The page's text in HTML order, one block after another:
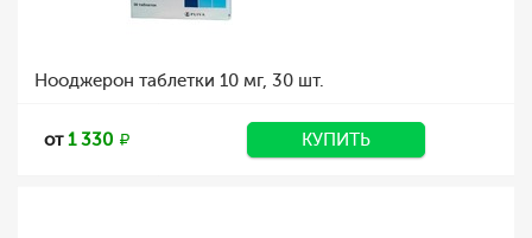
Нооджерон таблетки 10 мг, 30 шт.
от1 330 КУПИТЬ